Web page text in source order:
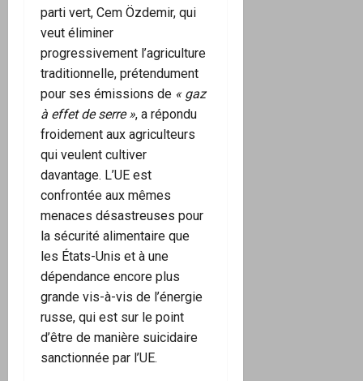
parti vert, Cem Özdemir, qui
veut éliminer
progressivement l’agriculture
traditionnelle, prétendument
pour ses émissions de « gaz
à effet de serre », a répondu
froidement aux agriculteurs
qui veulent cultiver
davantage. L’UE est
confrontée aux mêmes
menaces désastreuses pour
la sécurité alimentaire que
les États-Unis et à une
dépendance encore plus
grande vis-à-vis de l’énergie
russe, qui est sur le point
d’être de manière suicidaire
sanctionnée par l’UE.